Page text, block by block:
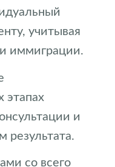
учитывая
иммиграции.
этапах
и
результата.
со всего